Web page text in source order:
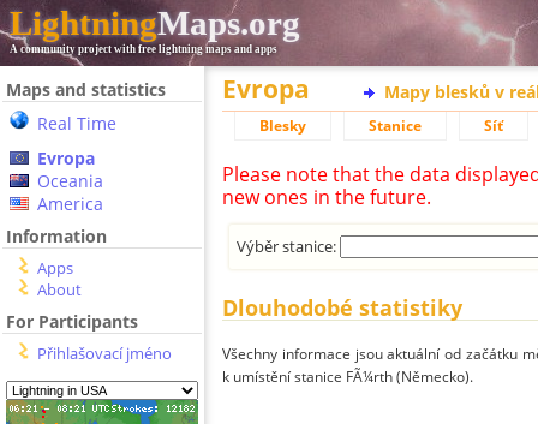
LightningMaps.org
A community project with free lightning maps and apps
Maps and statistics
Real Time
Evropa
Oceania
America
Information
Apps
About
For Participants
Přihlašovací jméno
Evropa Mapy blesků v
Blesky Stanice Síť
Please note that the data
new ones in the future.
Výběr stanice:
Dlouhodobé statistiky
Všechny informace jsou aktuální od začátku
k umístění stanice FÃ¼rth (Německo).